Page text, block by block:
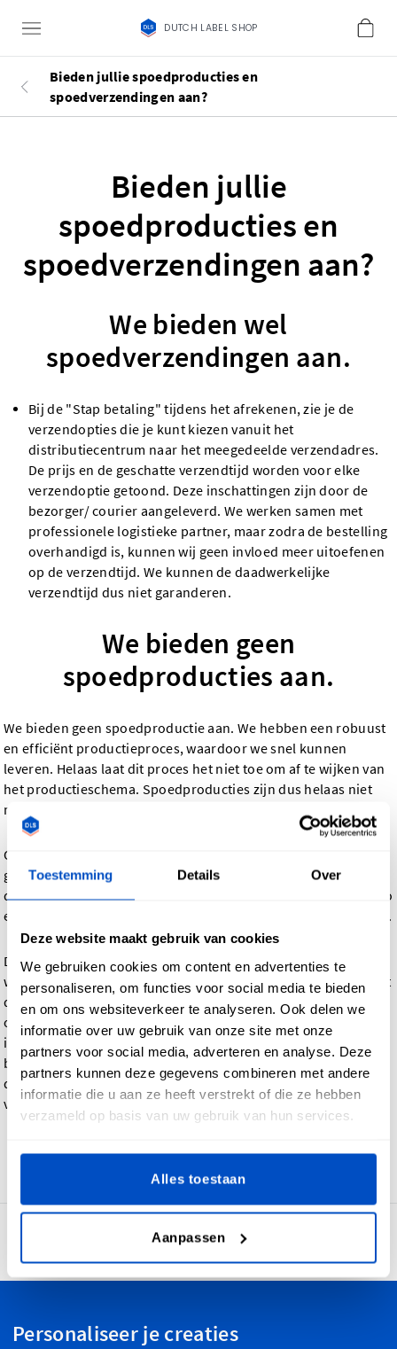
Toestemming Details Over
Deze website maakt gebruik van cookies
We gebruiken cookies om content en advertenties te
personaliseren, om functies voor social media te bieden
en om ons websiteverkeer te analyseren. Ook delen we
informatie over uw gebruik van onze site met onze
partners voor social media, adverteren en analyse. Deze
partners kunnen deze gegevens combineren met andere
informatie die u aan ze heeft verstrekt of die ze hebben
verzameld op basis van uw gebruik van hun services.
Alles toestaan
Aanpassen
DUTCH LABEL SHOP
Bieden jullie spoedproducties en
spoedverzendingen aan?
Bieden jullie
spoedproducties en
spoedverzendingen aan?
We bieden wel
spoedverzendingen aan.
Bij de "Stap betaling" tijdens het afrekenen, zie je de
verzendopties die je kunt kiezen vanuit het
distributiecentrum naar het meegedeelde verzendadres.
De prijs en de geschatte verzendtijd worden voor elke
verzendoptie getoond. Deze inschattingen zijn door de
bezorger/ courier aangeleverd. We werken samen met
professionele logistieke partner, maar zodra de bestelling
overhandigd is, kunnen wij geen invloed meer uitoefenen
op de verzendtijd. We kunnen de daadwerkelijke
verzendtijd dus niet garanderen.
We bieden geen
spoedproducties aan.
We bieden geen spoedproductie aan. We hebben een robuust
en efficiënt productieproces, waardoor we snel kunnen
leveren. Helaas laat dit proces het niet toe om af te wijken van
het productieschema. Spoedproducties zijn dus helaas niet
mogelijk.
Onze producten worden vervaardigd in China. De
geproduceerde goederen worden verzonden naar onze
distributiecentra in Philadelphia, Amsterdam, Londen, Ontario
en Sydney, afhankelijk van de eindbestemming van het pakket.
De internationale luchtvracht wordt helaas beïnvloed door de
wereldwijde toeleveringsproblemen die in 2020 begonnen met
de uitbraak van de COVID-crisis. Hoewel onze fabriek volledig
operationeel is en er geen gevolgen van ondervindt, krijgen
internationale luchtkoeriers soms te maken met vertragingen
bij het vervoer van onze producten vanuit China naar onze
distributiecentra. We hebben helaas geen invloed op die
vertragingen.
30.888 beoordelingen
Personaliseer je creaties